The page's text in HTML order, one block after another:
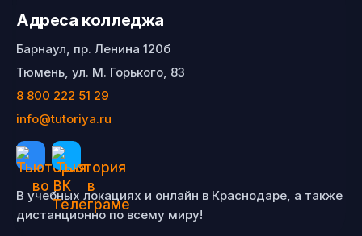
Адреса колледжа
Барнаул, пр. Ленина 120б
Тюмень, ул. М. Горького, 83
8 800 222 51 29
info@tutoriya.ru
В учебных локациях и онлайн в Краснодаре, а также
дистанционно по всему миру!